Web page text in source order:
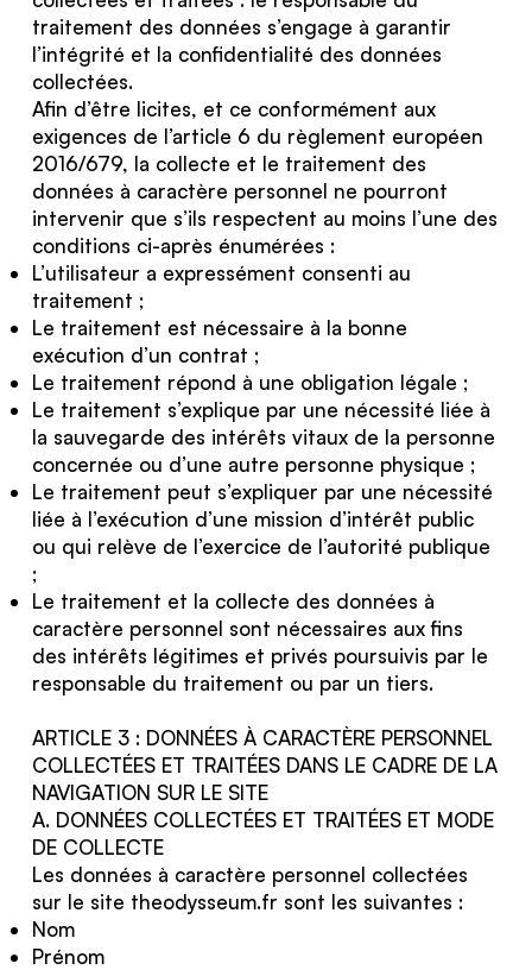
traitement des données s’engage à garantir
l’intégrité et la confidentialité des données
collectées.
Afin d’être licites, et ce conformément aux
exigences de l’article 6 du règlement européen
2016/679, la collecte et le traitement des
données à caractère personnel ne pourront
intervenir que s’ils respectent au moins l’une des
conditions ci-après énumérées :
L’utilisateur a expressément consenti au
traitement ;
Le traitement est nécessaire à la bonne
exécution d’un contrat ;
Le traitement répond à une obligation légale ;
Le traitement s’explique par une nécessité liée à
la sauvegarde des intérêts vitaux de la personne
concernée ou d’une autre personne physique ;
Le traitement peut s’expliquer par une nécessité
liée à l’exécution d’une mission d’intérêt public
ou qui relève de l’exercice de l’autorité publique
;
Le traitement et la collecte des données à
caractère personnel sont nécessaires aux fins
des intérêts légitimes et privés poursuivis par le
responsable du traitement ou par un tiers.
ARTICLE 3 : DONNÉES À CARACTÈRE PERSONNEL
COLLECTÉES ET TRAITÉES DANS LE CADRE DE LA
NAVIGATION SUR LE SITE
A. DONNÉES COLLECTÉES ET TRAITÉES ET MODE
DE COLLECTE
Les données à caractère personnel collectées
sur le site theodysseum.fr sont les suivantes :
Nom
Prénom